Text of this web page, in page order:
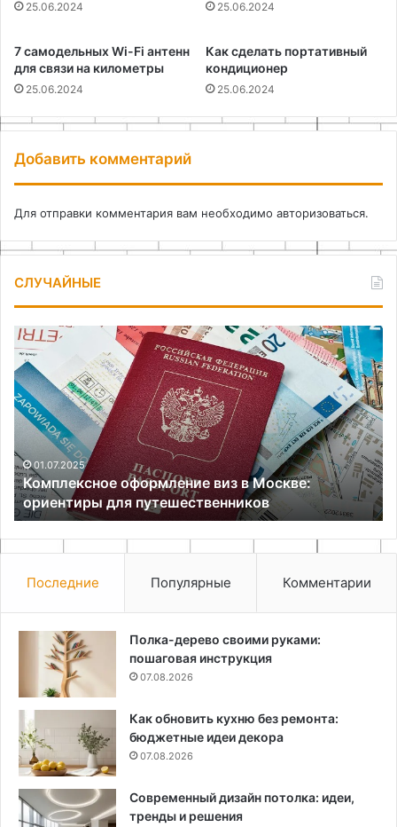
25.06.2024 25.06.2024
7 самодельных Wi-Fi антенн
для связи на километры
25.06.2024
Как сделать портативный
кондиционер
25.06.2024
Добавить комментарий
Для отправки комментария вам необходимо авторизоваться.
СЛУЧАЙНЫЕ
Комплексное
оформление
виз
в
Москве:
ориентиры
путешественников
01.07.2025
Комплексное оформление виз в Москве:
ориентиры для путешественников
и
Последние Популярные Комментарии
Полка-дерево своими руками:
пошаговая инструкция
07.08.2026
Как обновить кухню без ремонта:
бюджетные идеи декора
07.08.2026
Современный дизайн потолка: идеи,
тренды и решения